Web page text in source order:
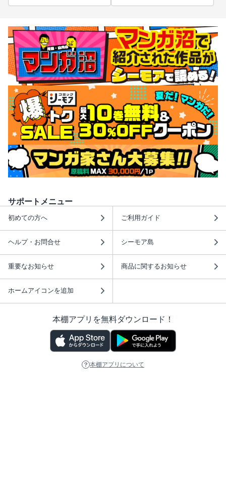
サポートメニュー
初めての方へ ご利用ガイド
ヘルプ・お問合せ シーモア島
重要なお知らせ 商品に関するお知らせ
ホームアイコンを追加
本棚アプリを無料ダウンロード！
本棚アプリについて